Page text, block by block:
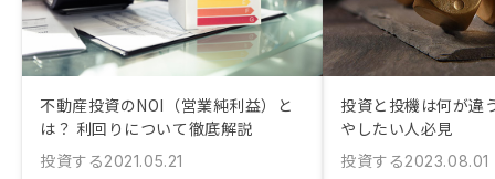
不動産投資のNOI（営業純利益）と
は？ 利回りについて徹底解説
投資する2021.05.21
投資と投機は何が違
やしたい人必見
投資する2023.08.01